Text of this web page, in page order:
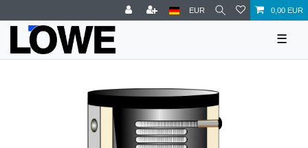
EUR 0,00 EUR
☰